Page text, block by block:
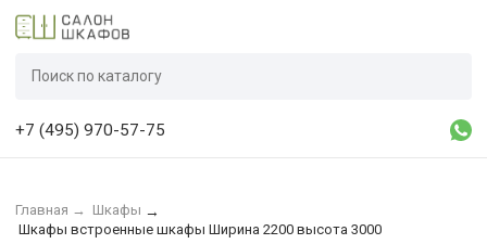
+7 (495) 970-57-75
Главная → Шкафы →
Шкафы встроенные шкафы Ширина 2200 высота 3000